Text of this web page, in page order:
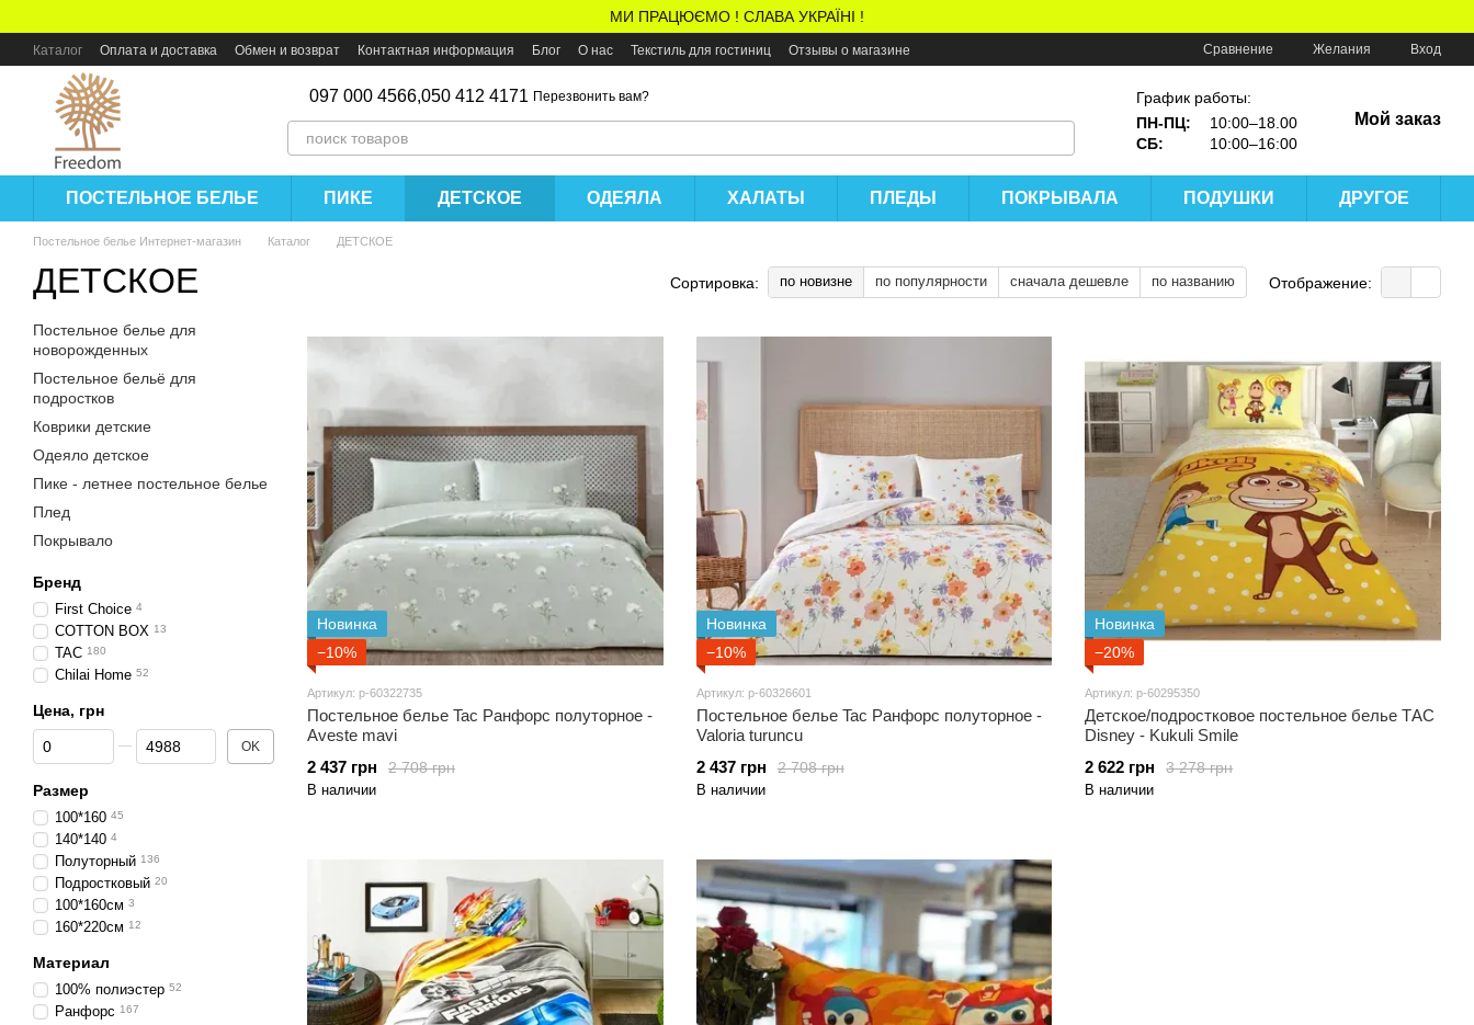
МИ ПРАЦЮЄМО ! СЛАВА УКРАЇНІ !
Каталог Оплата и доставка Обмен и возврат Контактная информация Блог О нас Текстиль для гостиниц Отзывы о магазине Сравнение Желания Вход
097 000 4566,050 412 4171 Перезвонить вам?
График работы:
ПН-ПЦ:
10:00–18.00
СБ:
10:00–16:00
Мой заказ
ПОСТЕЛЬНОЕ БЕЛЬЕ ПИКЕ ДЕТСКОЕ ОДЕЯЛА ХАЛАТЫ ПЛЕДЫ ПОКРЫВАЛА ПОДУШКИ ДРУГОЕ
Постельное белье Интернет-магазин Каталог ДЕТСКОЕ
ДЕТСКОЕ Сортировка: по новизне по популярности сначала дешевле по названию Отображение:
Новинка
−10%
Артикул: p-60322735
Постельное белье Tac Ранфорс полуторное -
Aveste mavi
2 708 грн
2 437 грн
В наличии
Новинка
−10%
Артикул: p-60326601
Постельное белье Tac Ранфорс полуторное -
Valoria turuncu
2 708 грн
2 437 грн
В наличии
Новинка
−20%
Артикул: p-60295350
Детское/подростковое постельное белье ТАС
Disney - Kukuli Smile
3 278 грн
2 622 грн
В наличии
Постельное белье для
новорожденных
Постельное бельё для
подростков
Коврики детские
Одеяло детское
Пике - летнее постельное белье
Плед
Покрывало
Бренд
First Choice 4
COTTON BOX 13
TAC 180
Chilai Home 52
Цена, грн
От Цена, грн
До Цена, грн OK
Размер
100*160 45
140*140 4
Полуторный 136
Подростковый 20
100*160см 3
160*220см 12
Материал
100% полиэстер 52
Ранфорс 167